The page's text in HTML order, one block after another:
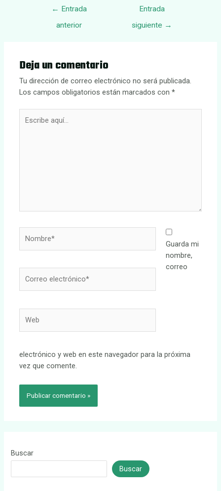
Navegación
← Entrada
anterior
Entrada
siguiente →
Deja un comentario
Tu dirección de correo electrónico no será publicada.
Los campos obligatorios están marcados con*
aquí...
electrónico*
Guarda mi
nombre,
correo
electrónico y web en este navegador para la próxima
vez que comente.
Buscar
Buscar